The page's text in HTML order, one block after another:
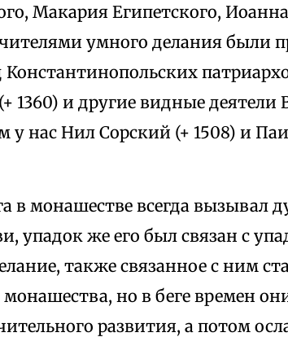
Макария Египетского,
умного делания были
Константинопольских
1360) и другие видные деятели
у нас Нил Сорский (+ 1508) и
в монашестве всегда вызывал
упадок же его был связан с
также связанное с ним
но в беге времен
развития, а потом